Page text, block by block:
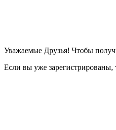
Уважаемые Друзья! Чтобы
Если вы уже